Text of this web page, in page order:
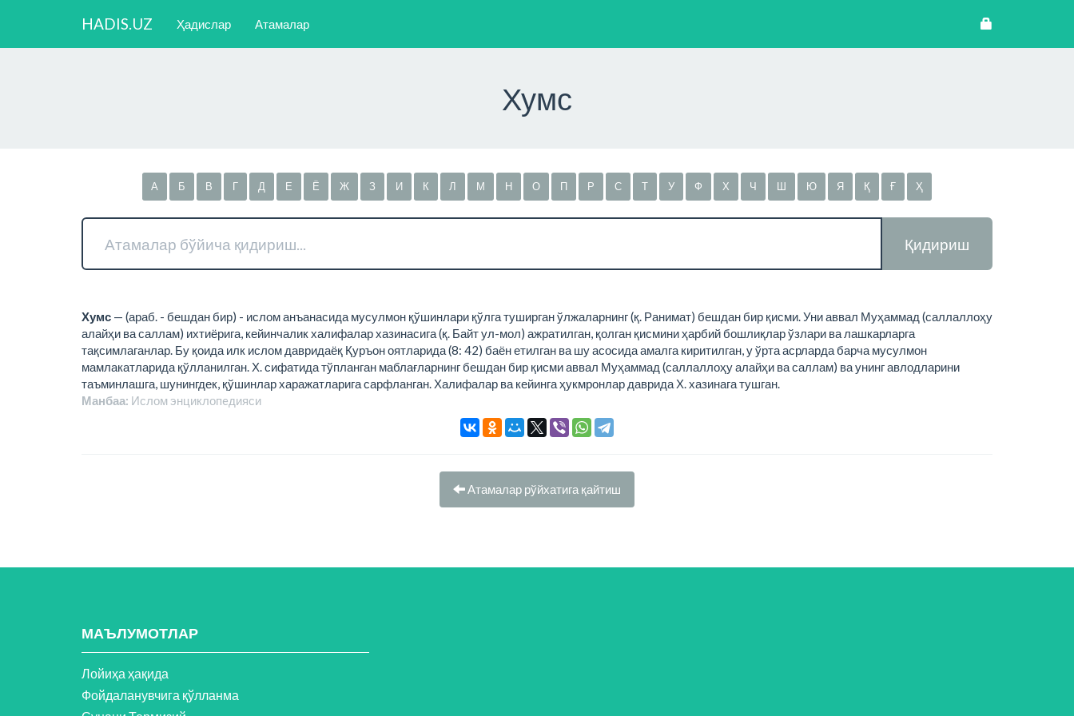
HADIS.UZ Ҳадислар Атамалар
Хумс
А Б В Г Д Е Ё Ж З И К Л М Н О П Р С Т У Ф Х Ч Ш Ю Я Қ Ғ Ҳ
Қидириш
Хумс — (араб. - бешдан бир) - ислом анъанасида мусулмон қўшинлари қўлга туширган ўлжаларнинг (қ. Ранимат) бешдан бир қисми. Уни аввал Муҳаммад (саллаллоҳу
алайҳи ва саллам) ихтиёрига, кейинчалик халифалар хазинасига (қ. Байт ул-мол) ажратилган, қолган қисмини ҳарбий бошлиқлар ўзлари ва лашкарларга
тақсимлаганлар. Бу қоида илк ислом давридаёқ Қуръон оятларида (8: 42) баён етилган ва шу асосида амалга киритилган, у ўрта асрларда барча мусулмон
мамлакатларида қўлланилган. Х. сифатида тўпланган маблағларнинг бешдан бир қисми аввал Муҳаммад (саллаллоҳу алайҳи ва саллам) ва унинг авлодларини
таъминлашга, шунингдек, қўшинлар харажатларига сарфланган. Халифалар ва кейинга ҳукмронлар даврида Х. хазинага тушган.
Манбаа: Ислом энциклопeдияси
Атамалар рўйхатига қайтиш
МАЪЛУМОТЛАР
Лойиҳа ҳақида
Фойдаланувчига қўлланма